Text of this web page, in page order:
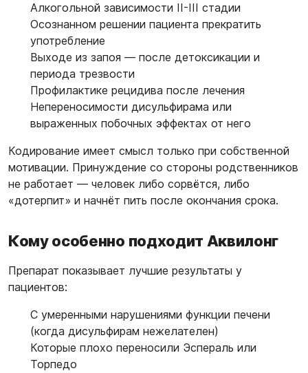
Алкогольной зависимости II-III стадии
Осознанном решении пациента прекратить
употребление
Выходе из запоя — после детоксикации и
периода трезвости
Профилактике рецидива после лечения
Непереносимости дисульфирама или
выраженных побочных эффектах от него
Кодирование имеет смысл только при собственной
мотивации. Принуждение со стороны родственников
не работает — человек либо сорвётся, либо
«дотерпит» и начнёт пить после окончания срока.
Кому особенно подходит Аквилонг
Препарат показывает лучшие результаты у
пациентов:
С умеренными нарушениями функции печени
(когда дисульфирам нежелателен)
Которые плохо переносили Эспераль или
Торпедо